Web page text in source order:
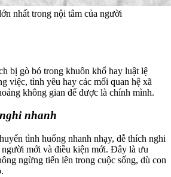
nhất trong nội tâm của người
bị gò bó trong khuôn khổ hay luật lệ
việc, tình yêu hay các mối quan hệ xã
không gian để được là chính mình.
nhanh
tình huống nhanh nhạy, dễ thích nghi
mới và điều kiện mới. Đây là ưu
ngừng tiến lên trong cuộc sống, dù con